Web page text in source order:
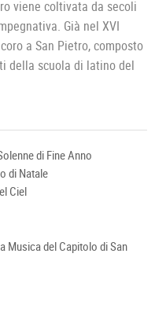
viene coltivata da secoli
Già nel XVI
a San Pietro, composto
della scuola di latino del
di Fine Anno
di Natale
Ciel
Musica del Capitolo di San